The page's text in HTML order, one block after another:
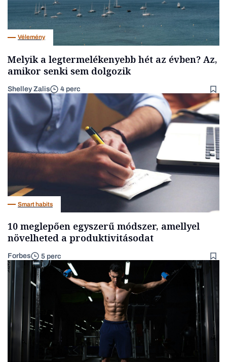
Vélemény
Melyik a legtermelékenyebb hét az évben? Az,
amikor senki sem dolgozik
Shelley Zalis 4 perc
Smart habits
10 meglepően egyszerű módszer, amellyel
növelheted a produktivitásodat
Forbes 5 perc